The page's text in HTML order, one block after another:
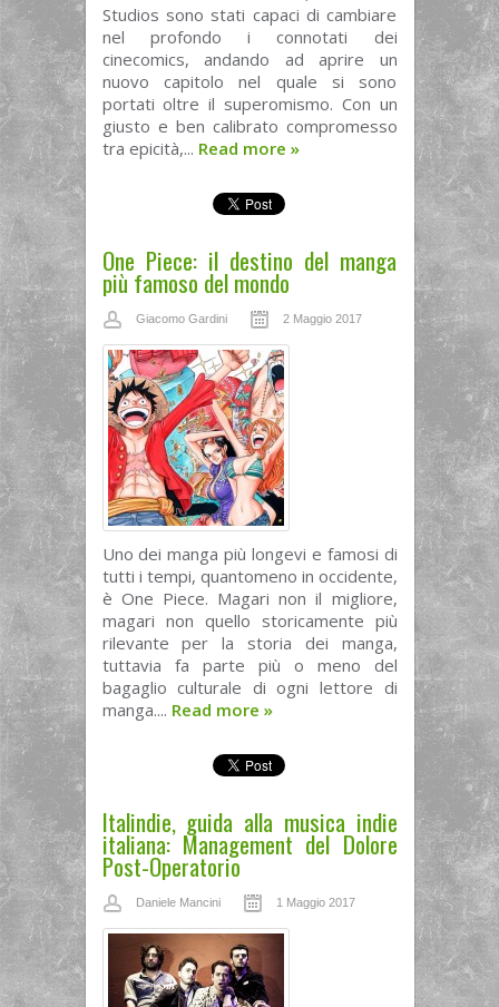
Studios sono stati capaci di cambiare
nel profondo i connotati dei
cinecomics, andando ad aprire un
nuovo capitolo nel quale si sono
portati oltre il superomismo. Con un
giusto e ben calibrato compromesso
tra epicità,... Read more »
One Piece: il destino del manga
più famoso del mondo
Giacomo Gardini 2 Maggio 2017
Uno dei manga più longevi e famosi di
tutti i tempi, quantomeno in occidente,
è One Piece. Magari non il migliore,
magari non quello storicamente più
rilevante per la storia dei manga,
tuttavia fa parte più o meno del
bagaglio culturale di ogni lettore di
manga.... Read more »
Italindie, guida alla musica indie
italiana: Management del Dolore
Post-Operatorio
Daniele Mancini 1 Maggio 2017